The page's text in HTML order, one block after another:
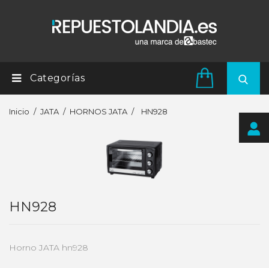
Categorías
Inicio JATA HORNOS JATA HN928
HN928
Horno JATA hn928